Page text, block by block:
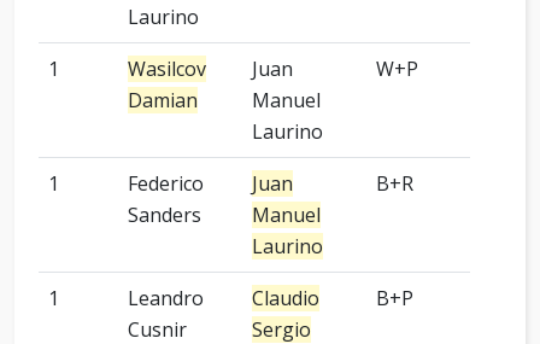
Laurino
1
Wasilcov
Damian
Juan
Manuel
Laurino
W+P
1
Federico
Sanders
Juan
Manuel
Laurino
B+R
1
Leandro
Cusnir
Claudio
Sergio
B+P